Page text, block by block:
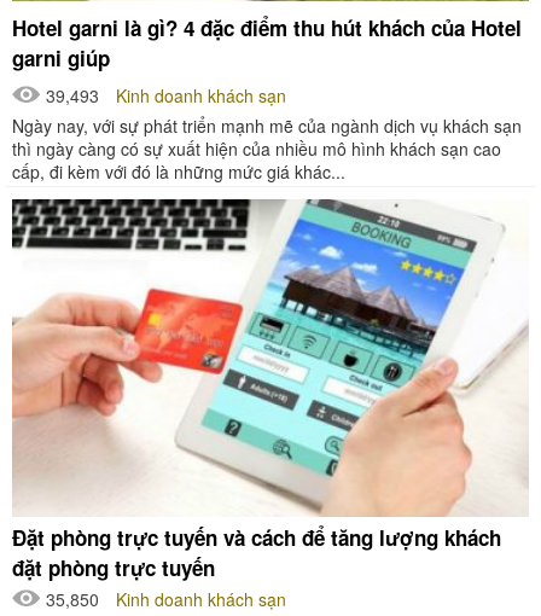
Hotel garni là gì? 4 đặc điểm thu hút khách của Hotel
garni giúp
39,493
Kinh doanh khách sạn
Ngày nay, với sự phát triển mạnh mẽ của ngành dịch vụ khách sạn
thì ngày càng có sự xuất hiện của nhiều mô hình khách sạn cao
cấp, đi kèm với đó là những mức giá khác...
Đặt phòng trực tuyến và cách để tăng lượng khách
đặt phòng trực tuyến
35,850
Kinh doanh khách sạn